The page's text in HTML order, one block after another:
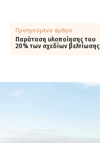
Προηγούμενο άρθρο
Παράταση υλοποίησης του
20% των σχεδίων βελτίωσης